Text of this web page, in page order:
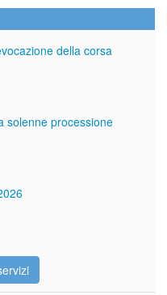
della corsa
solenne processione